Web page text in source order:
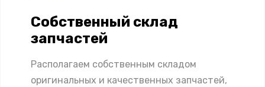
Собственный склад
запчастей
Располагаем собственным складом
оригинальных и качественных запчастей,